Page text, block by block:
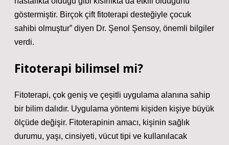
göstermiştir. Birçok çift fitoterapi desteğiyle çocuk
sahibi olmuştur” diyen Dr. Şenol Şensoy, önemli bilgiler
verdi.
Fitoterapi bilimsel mi?
Fitoterapi, çok geniş ve çeşitli uygulama alanına sahip
bir bilim dalıdır. Uygulama yöntemi kişiden kişiye büyük
ölçüde değişir. Fitoterapinin amacı, kişinin sağlık
durumu, yaşı, cinsiyeti, vücut tipi ve kullanılacak